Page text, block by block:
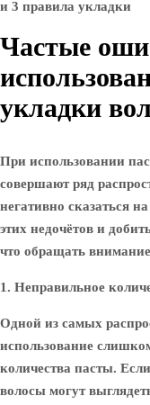
Частые
укладки
При использовании
совершают ряд
негативно сказаться
этих недочётов и
что обращать
1. Неправильное
Одной из самых
использование
количества пасты.
волосы могут